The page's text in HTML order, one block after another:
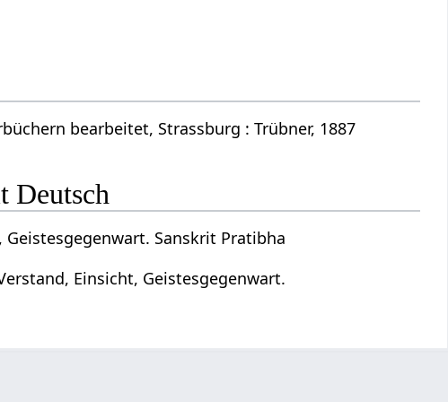
bearbeitet, Strassburg : Trübner, 1887
Deutsch
Sanskrit Pratibha
Einsicht, Geistesgegenwart.